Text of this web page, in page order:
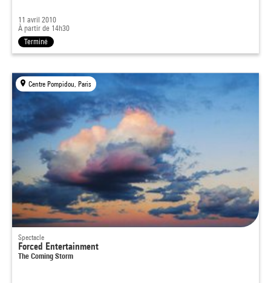
11 avril 2010
À partir de 14h30
Terminé
Centre Pompidou, Paris
Spectacle
Forced Entertainment
The Coming Storm